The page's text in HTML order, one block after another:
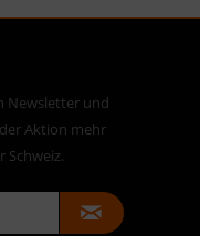
Newsletter und
Aktion mehr
Schweiz.